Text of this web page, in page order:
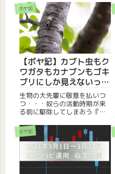
自殺率』が高い月になるそう
です。夏休みなど長期の連休
が有ったり、進路や将来の悩
みが出始めるのもこの時期な
のかも知れませんね。さて、...
ボヤ記
【ボヤ記】カブト虫もク
ワガタもカナブンもゴキ
ブリにしか見えないって
話
生物の大先輩に敬意を払いつ
つ・・・奴らの活動時期が来
る前に駆除してしまおう『ゴ
キング上位に君臨しているヤ
ツら。1匹見つけたら100匹は
いると思えでお馴染みのヤツ
ら。今回はそんな『ゴキブ
リ』の話。生物としての理解
を超...
ボヤ記